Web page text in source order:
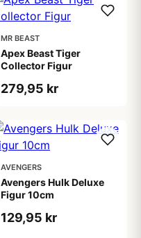
MR BEAST
Apex Beast Tiger
Collector Figur
279,95 kr
AVENGERS
Avengers Hulk Deluxe
Figur 10cm
129,95 kr